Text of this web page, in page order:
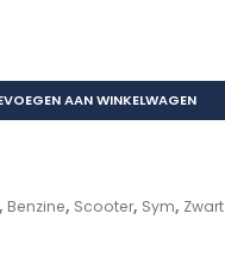
GLOSS aantal
AAN WINKELWAGEN
, Benzine, Scooter, Sym, Zwart